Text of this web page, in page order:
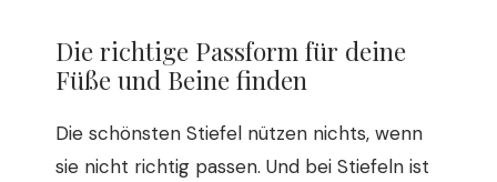
Die richtige Passform für deine
Füße und Beine finden
Die schönsten Stiefel nützen nichts, wenn
sie nicht richtig passen. Und bei Stiefeln ist